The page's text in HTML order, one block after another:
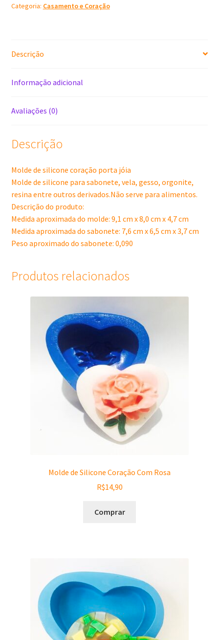
Jóia
Categoria: Casamento e Coração
Descrição
Informação adicional
Avaliações (0)
Descrição
Molde de silicone coração porta jóia
Molde de silicone para sabonete, vela, gesso, orgonite,
resina entre outros derivados.Não serve para alimentos.
Descrição do produto:
Medida aproximada do molde: 9,1 cm x 8,0 cm x 4,7 cm
Medida aproximada do sabonete: 7,6 cm x 6,5 cm x 3,7 cm
Peso aproximado do sabonete: 0,090
Produtos relacionados
Molde de Silicone Coração Com Rosa
R$14,90
Comprar